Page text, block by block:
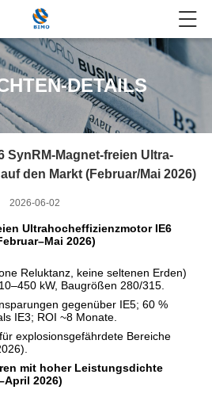
DETAILS
SynRM-Magnet-freien Ultra-
den Markt (Februar/Mai 2026)
2026-06-02
Ultrahocheffizienzmotor IE6
2026)
Reluktanz, keine seltenen Erden)
kW, Baugrößen 280/315.
gegenüber IE5; 60 %
IE3; ROI ~8 Monate.
explosionsgefährdete Bereiche
mit hoher Leistungsdichte
2026)